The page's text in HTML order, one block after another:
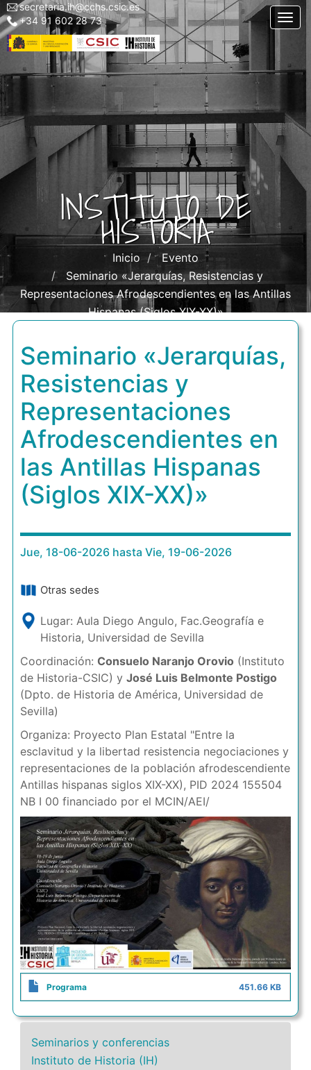
Pasar
al
contenido
Menu
top
left
secretaria.ih@cchs.csic.es
+34 91 602 28 73
INSTITUTO DE
HISTORIA
Inicio
Evento
Seminario «Jerarquías, Resistencias y
Representaciones Afrodescendientes en las Antillas
Hispanas (Siglos XIX-XX)»
Seminario «Jerarquías,
Resistencias y
Representaciones
Afrodescendientes en
las Antillas Hispanas
(Siglos XIX-XX)»
Jue, 18-06-2026 hasta Vie, 19-06-2026
Otras sedes
Lugar: Aula Diego Angulo, Fac.Geografía e
Historia, Universidad de Sevilla
Coordinación: Consuelo Naranjo Orovio (Instituto
de Historia-CSIC) y José Luis Belmonte Postigo
(Dpto. de Historia de América, Universidad de
Sevilla)
Organiza: Proyecto Plan Estatal "Entre la
esclavitud y la libertad resistencia negociaciones y
representaciones de la población afrodescendiente
Antillas hispanas siglos XIX-XX), PID 2024 155504
NB I 00 financiado por el MCIN/AEI/
Programa 451.66 KB
Seminarios y conferencias
Instituto de Historia (IH)